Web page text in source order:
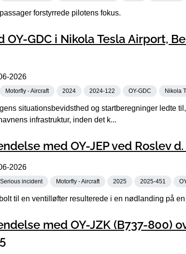
forstyrrede pilotens fokus.
OY-GDC i Nikola Tesla Airport,
2026
Motorfly - Aircraft 2024 2024-122 OY-GDC Nikola
situationsbevidsthed og startberegninger ledte
infrastruktur, inden det k...
med OY-JEP ved Roslev
2026
incident Motorfly - Aircraft 2025 2025-451
til en ventilløfter resulterede i en nødlanding på en
med OY-JZK (B737-800)